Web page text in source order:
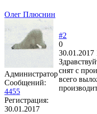
Олег Плюснин
Администратор
Сообщений:
4455
Регистрация:
30.01.2017
#2
0
30.01.2017
снят с
всего